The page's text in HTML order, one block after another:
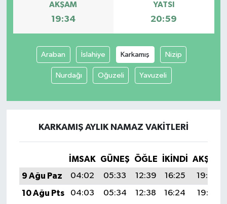
AKŞAM
19:34
YATSI
20:59
Araban İslahiye Karkamış Nizip
Nurdağı Oğuzeli Yavuzeli
KARKAMIŞ AYLIK NAMAZ VAKITLERI
İMSAK GÜNEŞ ÖĞLE İKINDI
AKŞAM
9 Ağu Paz
04:02 05:33 12:39 16:25
19:34
10 Ağu Pts
04:03 05:34 12:38 16:24 19:33
ULUSAL HABERLER